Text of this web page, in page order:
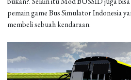
pemain game Bus Simulator Indonesia
membeli sebuah kendaraan.